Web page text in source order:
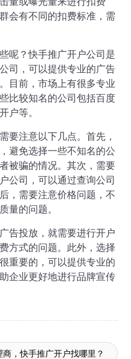
会有不同的扣费标准，需
呢？快手推广开户公司是
司，可以提供专业的广告
目前，市场上有很多专业
比较知名的公司包括百度
户等。
要注意以下几点。首先，
避免选择一些不知名的公
被骗的情况。其次，需要
公司，可以通过查询公司
，需要注意价格问题，不
量的问题。
告投放，就需要进行开户
方式的问题。此外，选择
重要的，可以提供专业的
企业更好地进行品牌宣传
，快手推广开户找哪里？